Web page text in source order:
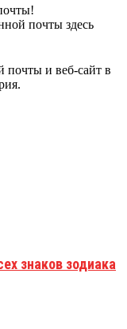
почты здесь
почты и веб-сайт в
знаков зодиака